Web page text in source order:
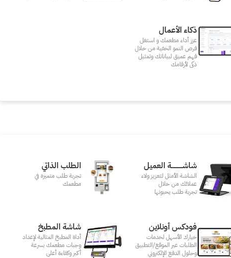
ذكاء الأعمال
عزز أداء مطعمك و استغل
فرص النمو الخفية من خلال
فهم عميق لبياناتك وتمثيل
ذكى لأرقامك
شاشـــــــــــة العميل
الشاشة الأمثل لتعزيز ولاء
عملائك من خلال
تجربة طلب يحبونها
الطلب الذاتي
تجربة طلب متميزة في
مطعمك‎
فودكس أونلاين
خيارك الأسهل لخدمات
الطلبات عبر الموقع/التطبيق
وحلول الدفع الإلكتروني
شاشة المطبخ
أداة المطبخ المثالية لإعداد
وجبات مطعمك بسرعة
أكبر وكفاءة أعلى